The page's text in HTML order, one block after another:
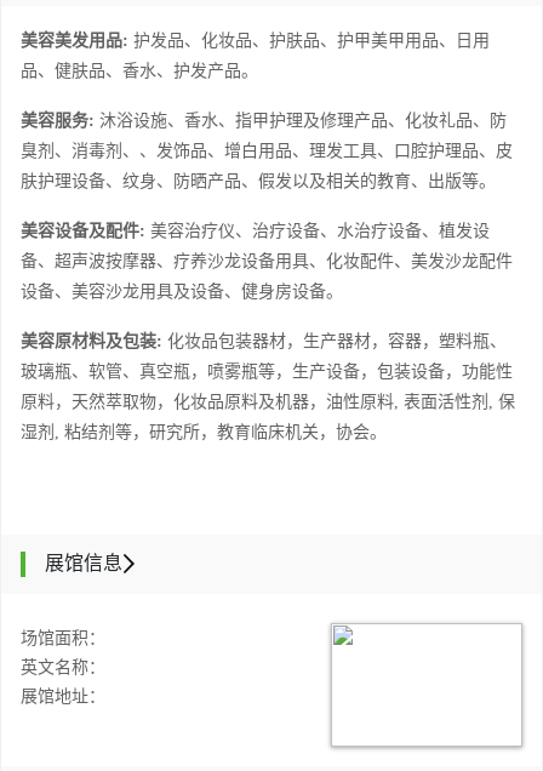
美容美发用品: 护发品、化妆品、护肤品、护甲美甲用品、日用
品、健肤品、香水、护发产品。
美容服务: 沐浴设施、香水、指甲护理及修理产品、化妆礼品、防
臭剂、消毒剂、、发饰品、增白用品、理发工具、口腔护理品、皮
肤护理设备、纹身、防晒产品、假发以及相关的教育、出版等。
美容设备及配件: 美容治疗仪、治疗设备、水治疗设备、植发设
备、超声波按摩器、疗养沙龙设备用具、化妆配件、美发沙龙配件
设备、美容沙龙用具及设备、健身房设备。
美容原材料及包装: 化妆品包装器材，生产器材，容器，塑料瓶、
玻璃瓶、软管、真空瓶，喷雾瓶等，生产设备，包装设备，功能性
原料，天然萃取物，化妆品原料及机器，油性原料, 表面活性剂, 保
湿剂, 粘结剂等，研究所，教育临床机关，协会。
展馆信息
场馆面积：
英文名称：
展馆地址：